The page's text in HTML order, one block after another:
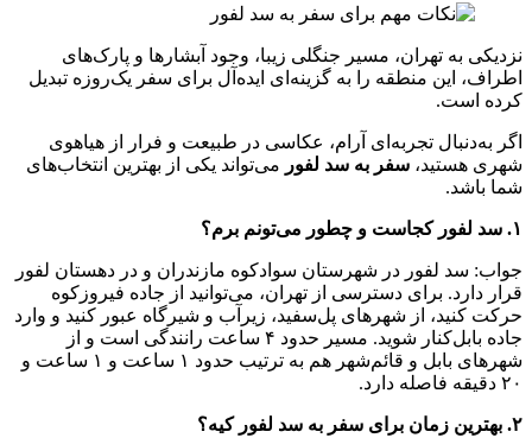
نزدیکی به تهران، مسیر جنگلی زیبا، وجود آبشارها و پارک‌های
اطراف، این منطقه را به گزینه‌ای ایده‌آل برای سفر یک‌روزه تبدیل
کرده است.
اگر به‌دنبال تجربه‌ای آرام، عکاسی در طبیعت و فرار از هیاهوی
شهری هستید، سفر به سد لفور می‌تواند یکی از بهترین انتخاب‌های
شما باشد.
۱. سد لفور کجاست و چطور می‌تونم برم؟
جواب: سد لفور در شهرستان سوادکوه مازندران و در دهستان لفور
قرار دارد. برای دسترسی از تهران، می‌توانید از جاده فیروزکوه
حرکت کنید، از شهرهای پل‌سفید، زیرآب و شیرگاه عبور کنید و وارد
جاده بابل‌کنار شوید. مسیر حدود ۴ ساعت رانندگی است و از
شهرهای بابل و قائم‌شهر هم به ترتیب حدود ۱ ساعت و ۱ ساعت و
۲۰ دقیقه فاصله دارد.
۲. بهترین زمان برای سفر به سد لفور کیه؟